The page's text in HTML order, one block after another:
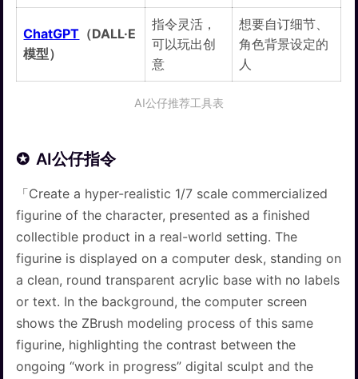
ChatGPT （DALL·E
模型）
指令灵活，
可以玩出创
意
想要自订细节、
角色背景设定的
人
AI公仔推荐工具表
AI公仔指令
「Create a hyper-realistic 1/7 scale commercialized
figurine of the character, presented as a finished
collectible product in a real-world setting. The
figurine is displayed on a computer desk, standing on
a clean, round transparent acrylic base with no labels
or text. In the background, the computer screen
shows the ZBrush modeling process of this same
figurine, highlighting the contrast between the
ongoing “work in progress” digital sculpt and the